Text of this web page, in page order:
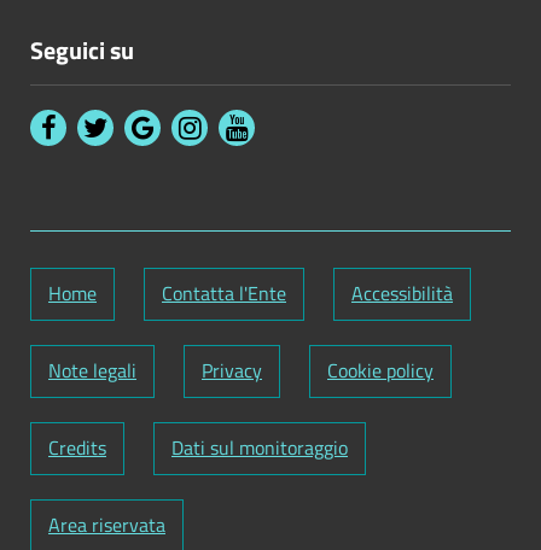
Seguici su
Home Contatta l'Ente Accessibilità
Note legali Privacy Cookie policy
Credits Dati sul monitoraggio
Area riservata